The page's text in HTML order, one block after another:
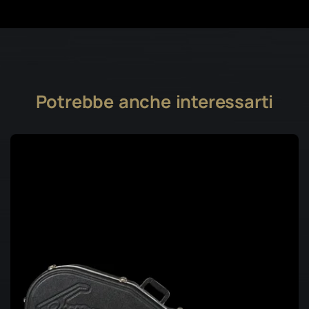
Potrebbe anche interessarti